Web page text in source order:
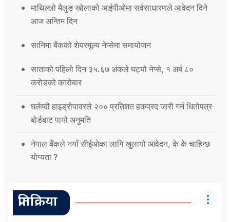
माथिल्लो मैलुङ खोलाको आईपीओमा सर्वसाधारणले आवेदन दिने
आज अन्तिम दिन
सानिमा बैंकको शेयरमूल्य नेप्सेमा समायोजन
साताको पहिलो दिन ३५.६७ अंकले घट्यो नेप्से, १ अर्ब ८०
करोडको कारोबार
घलेम्दी हाइड्रोपावरले २०० प्रतिशत हकप्रद जारी गर्न धितोपत्र
बोर्डबाट पायो अनुमति
नेपाल बैंकले नयाँ सीईओका लागि खुलायो आवेदन, के के चाहिन्छ
योग्यता ?
प्रतिक्रिया